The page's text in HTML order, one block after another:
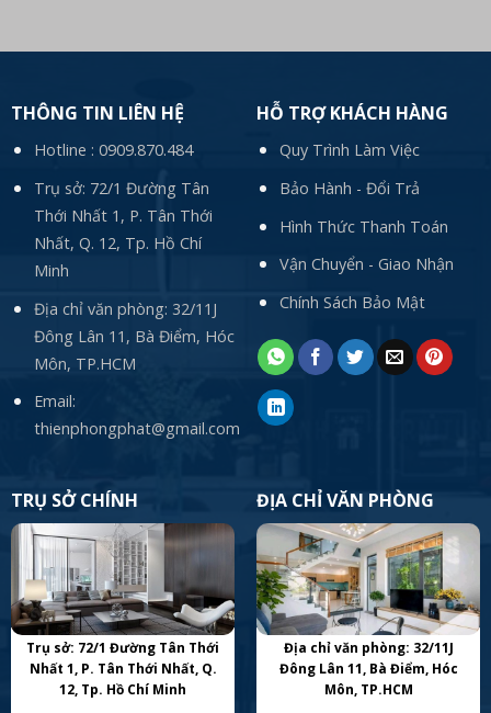
THÔNG TIN LIÊN HỆ
Hotline : 0909.870.484
Trụ sở: 72/1 Đường Tân
Thới Nhất 1, P. Tân Thới
Nhất, Q. 12, Tp. Hồ Chí
Minh
Địa chỉ văn phòng: 32/11J
Đông Lân 11, Bà Điểm, Hóc
Môn, TP.HCM
Email:
thienphongphat@gmail.com
HỖ TRỢ KHÁCH HÀNG
Quy Trình Làm Việc
Bảo Hành - Đổi Trả
Hình Thức Thanh Toán
Vận Chuyển - Giao Nhận
Chính Sách Bảo Mật
TRỤ SỞ CHÍNH
Trụ sở: 72/1 Đường Tân Thới
Nhất 1, P. Tân Thới Nhất, Q.
12, Tp. Hồ Chí Minh
ĐỊA CHỈ VĂN PHÒNG
Địa chỉ văn phòng: 32/11J
Đông Lân 11, Bà Điểm, Hóc
Môn, TP.HCM